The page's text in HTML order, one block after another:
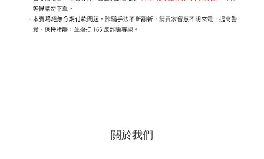
關於我們